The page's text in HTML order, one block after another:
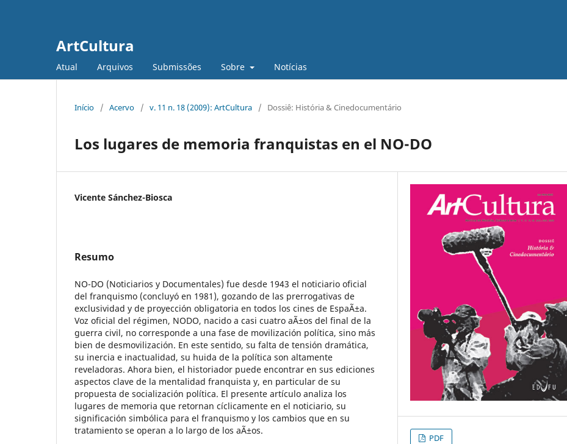
ArtCultura
Atual Arquivos Submissões Sobre Notícias
Início / Acervo / v. 11 n. 18 (2009): ArtCultura / Dossiê: História & Cinedocumentário
Los lugares de memoria franquistas en el NO-DO
Vicente Sánchez-Biosca
Resumo
NO-DO (Noticiarios y Documentales) fue desde 1943 el noticiario oficial
del franquismo (concluyó en 1981), gozando de las prerrogativas de
exclusividad y de proyección obligatoria en todos los cines de EspaÃ±a.
Voz oficial del régimen, NODO, nacido a casi cuatro aÃ±os del final de la
guerra civil, no corresponde a una fase de movilización política, sino más
bien de desmovilización. En este sentido, su falta de tensión dramática,
su inercia e inactualidad, su huida de la política son altamente
reveladoras. Ahora bien, el historiador puede encontrar en sus ediciones
aspectos clave de la mentalidad franquista y, en particular de su
propuesta de socialización política. El presente artículo analiza los
lugares de memoria que retornan cíclicamente en el noticiario, su
significación simbólica para el franquismo y los cambios que en su
tratamiento se operan a lo largo de los aÃ±os.
PDF